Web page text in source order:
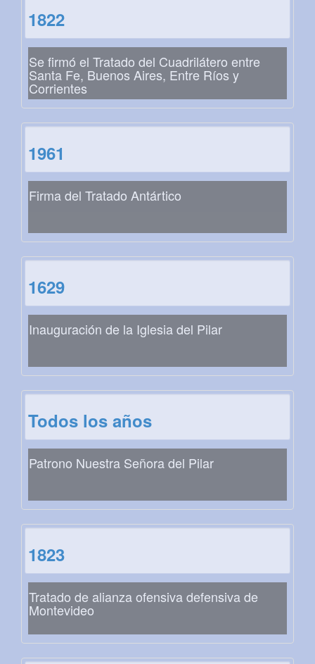
1822
Se firmó el Tratado del Cuadrilátero entre
Santa Fe, Buenos Aires, Entre Ríos y
Corrientes
1961
Firma del Tratado Antártico
1629
Inauguración de la Iglesia del Pilar
Todos los años
Patrono Nuestra Señora del Pilar
1823
Tratado de alianza ofensiva defensiva de
Montevideo